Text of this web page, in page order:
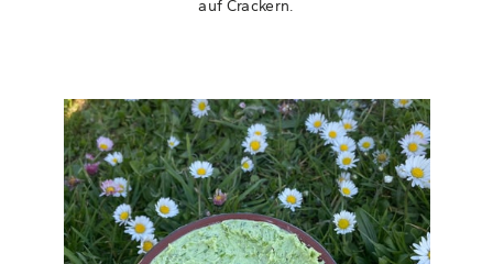
auf Crackern.